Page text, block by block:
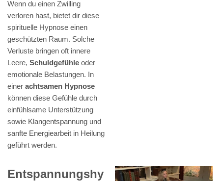
Wenn du einen Zwilling
verloren hast, bietet dir diese
spirituelle Hypnose einen
geschützten Raum. Solche
Verluste bringen oft innere
Leere, Schuldgefühle oder
emotionale Belastungen. In
einer achtsamen Hypnose
können diese Gefühle durch
einfühlsame Unterstützung
sowie Klangentspannung und
sanfte Energiearbeit in Heilung
geführt werden.
Entspannungshy